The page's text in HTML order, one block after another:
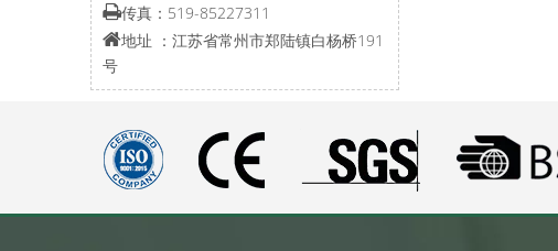
传真： 519-85227311
地址 ： 江苏省常州市郑陆镇白杨桥191
号